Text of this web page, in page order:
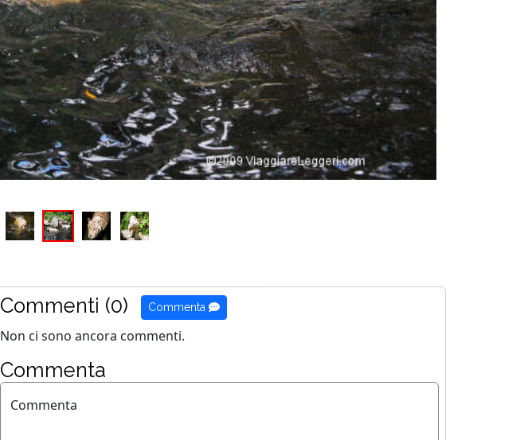
Commenti (0) Commenta
Non ci sono ancora commenti.
Commenta
Commenta